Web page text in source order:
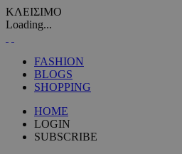
ΚΛΕΙΣΙΜΟ
Loading...
FASHION
BLOGS
SHOPPING
HOME
LOGIN
SUBSCRIBE